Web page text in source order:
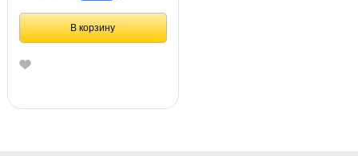
В корзину